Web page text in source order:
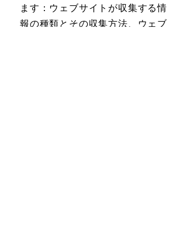
ます：ウェブサイトが収集する情
報の種類とその収集方法、ウェブ